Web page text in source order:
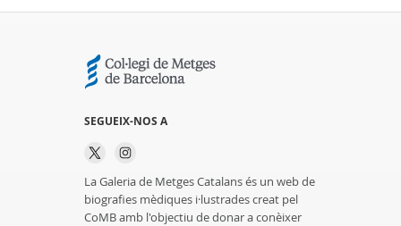
SEGUEIX-NOS A
La Galeria de Metges Catalans és un web de
biografies mèdiques i·lustrades creat pel
CoMB amb l'objectiu de donar a conèixer